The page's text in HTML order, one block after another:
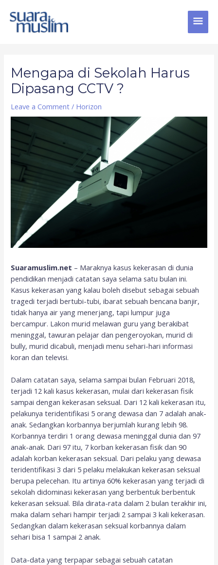
content
Mengapa di Sekolah Harus
Dipasang CCTV ?
Leave a Comment / Horizon
Suaramuslim.net – Maraknya kasus kekerasan di dunia
pendidikan menjadi catatan saya selama satu bulan ini.
Kasus kekerasan yang kalau boleh disebut sebagai sebuah
tragedi terjadi bertubi-tubi, ibarat sebuah bencana banjir,
tidak hanya air yang menerjang, tapi lumpur juga
bercampur. Lakon murid melawan guru yang berakibat
meninggal, tawuran pelajar dan pengeroyokan, murid di
bully, murid dicabuli, menjadi menu sehari-hari informasi
koran dan televisi.
Dalam catatan saya, selama sampai bulan Februari 2018,
terjadi 12 kali kasus kekerasan, mulai dari kekerasan fisik
sampai dengan kekerasan seksual. Dari 12 kali kekerasan itu,
pelakunya teridentifikasi 5 orang dewasa dan 7 adalah anak-
anak. Sedangkan korbannya berjumlah kurang lebih 98.
Korbannya terdiri 1 orang dewasa meninggal dunia dan 97
anak-anak. Dari 97 itu, 7 korban kekerasan fisik dan 90
adalah korban kekerasan seksual. Dari pelaku yang dewasa
teridentifikasi 3 dari 5 pelaku melakukan kekerasan seksual
berupa pelecehan. Itu artinya 60% kekerasan yang terjadi di
sekolah didominasi kekerasan yang berbentuk berbentuk
kekerasan seksual. Bila dirata-rata dalam 2 bulan terakhir ini,
maka dalam sehari hampir terjadi 2 sampai 3 kali kekerasan.
Sedangkan dalam kekerasan seksual korbannya dalam
sehari bisa 1 sampai 2 anak.
Data-data yang terpapar sebagai sebuah catatan